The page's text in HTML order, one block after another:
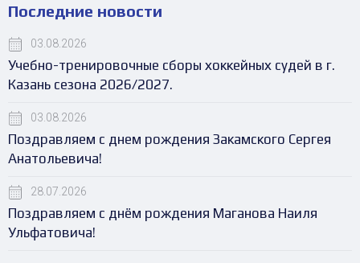
Последние новости
03.08.2026
Учебно-тренировочные сборы хоккейных судей в г.
Казань сезона 2026/2027.
03.08.2026
Поздравляем с днем рождения Закамского Сергея
Анатольевича!
28.07.2026
Поздравляем с днём рождения Маганова Наиля
Ульфатовича!